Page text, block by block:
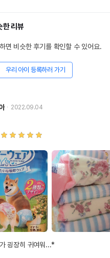
한 리뷰
면 비슷한 후기를 확인할 수 있어요.
우리 아이 등록하러 가기
2022.09.04
굉장히 귀여워...*